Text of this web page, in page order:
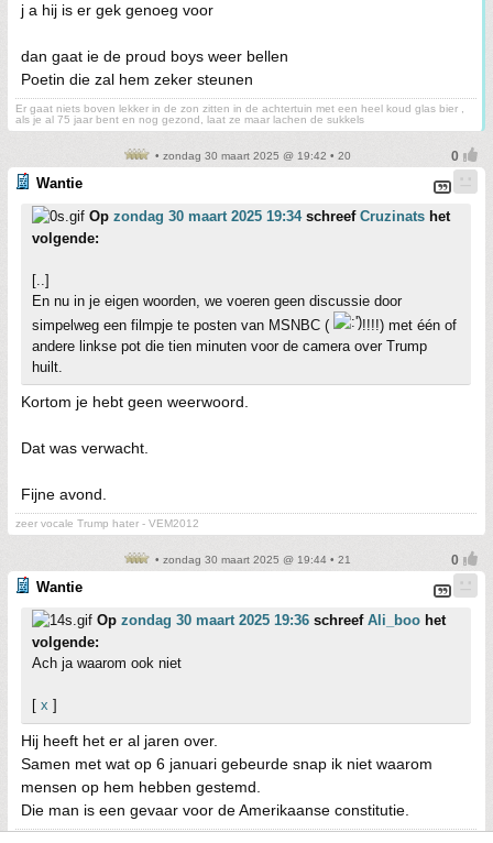
j a hij is er gek genoeg voor
dan gaat ie de proud boys weer bellen
Poetin die zal hem zeker steunen
Er gaat niets boven lekker in de zon zitten in de achtertuin met een heel koud glas bier ,
als je al 75 jaar bent en nog gezond, laat ze maar lachen de sukkels
• zondag 30 maart 2025 @ 19:42 • 20
Wantie
Op zondag 30 maart 2025 19:34schreef Cruzinats het
volgende:
[..]
En nu in je eigen woorden, we voeren geen discussie door
simpelweg een filmpje te posten van MSNBC (
!!!!) met één of
andere linkse pot die tien minuten voor de camera over Trump
huilt.
Kortom je hebt geen weerwoord.
Dat was verwacht.
Fijne avond.
zeer vocale Trump hater - VEM2012
• zondag 30 maart 2025 @ 19:44 • 21
Wantie
Op zondag 30 maart 2025 19:36 schreef Ali_boo het
volgende:
Ach ja waarom ook niet
[ x ]
Hij heeft het er al jaren over.
Samen met wat op 6 januari gebeurde snap ik niet waarom
mensen op hem hebben gestemd.
Die man is een gevaar voor de Amerikaanse constitutie.